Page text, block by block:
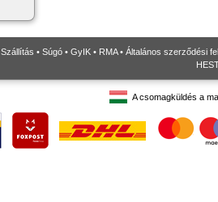
Szállítás • Súgó • GyIK • RMA• Általános szerződési
A csomagküldés a